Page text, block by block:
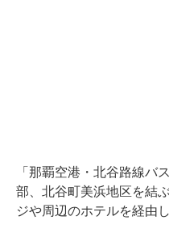
「那覇空港・北谷路線バ
部、北谷町美浜地区を結
ジや周辺のホテルを経由